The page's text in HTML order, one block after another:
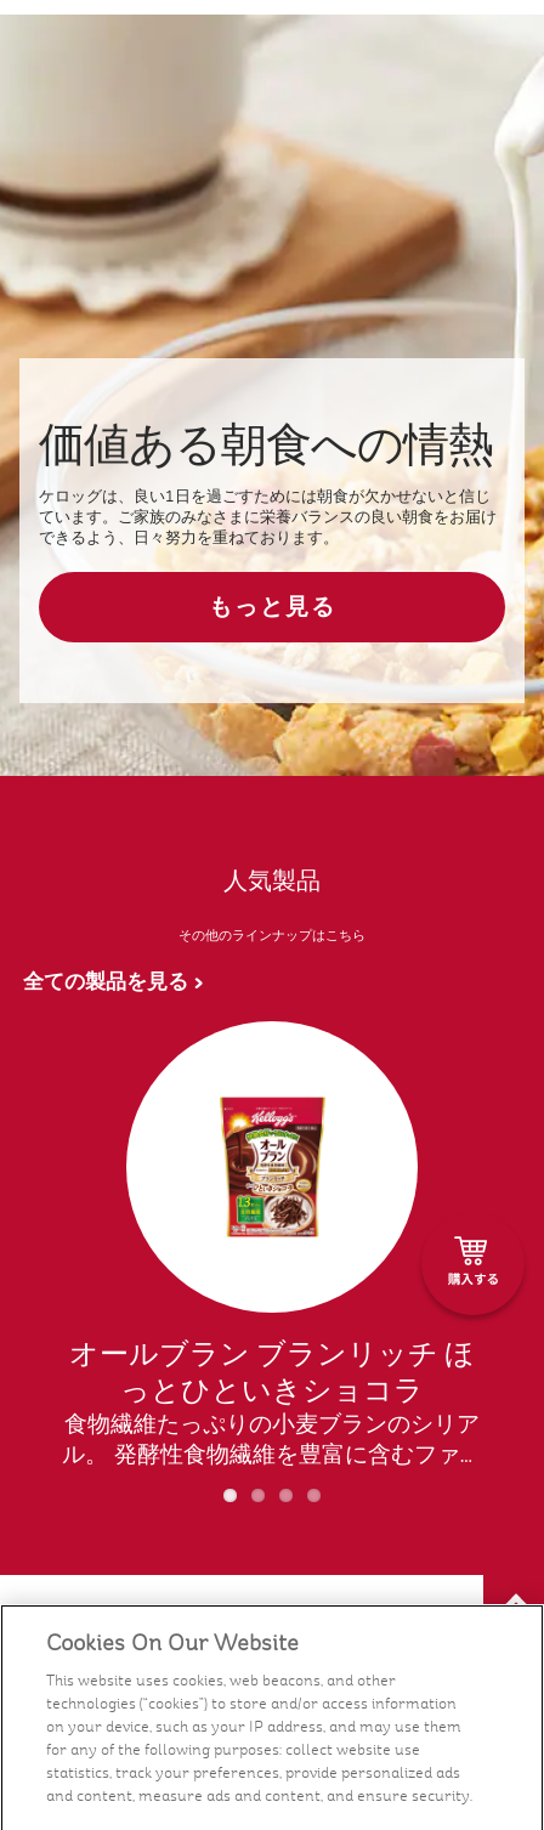
価値ある朝食への情熱
ケロッグは、良い1日を過ごすためには朝食が欠かせないと信じ
ています。ご家族のみなさまに栄養バランスの良い朝食をお届け
できるよう、日々努力を重ねております。
もっと見る
人気製品
その他のラインナップはこちら
全ての製品を見る >
オールブラン ブランリッチ ほ
っとひといきショコラ
食物繊維たっぷりの小麦ブランのシリア
ル。 発酵性食物繊維を豊富に含むファイ
バースティックにチョコレートをコーテ
を増やし、腸内環境を改善します。 甘す
ぎない大人なチョコレート味で、おやつ
としてそのままつまんで食べても美味し
い！ 機能性表示食品:E732 機能性関与成
分:小麦ブラン由来アラビノキシラン
2.1g/40gあたり
ケロッグのブランド
栄養
レシピ
Cookies On Our Website
This website uses cookies, web beacons, and other
technologies (“cookies”) to store and/or access information
on your device, such as your IP address, and may use them
for any of the following purposes: collect website use
statistics, track your preferences, provide personalized ads
and content, measure ads and content, and ensure security.